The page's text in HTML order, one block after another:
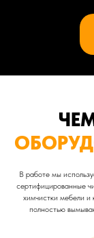
В работе мы
сертифицированные
химчистки мебели и
полностью